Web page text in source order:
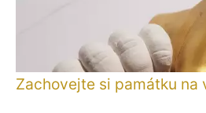
Zachovejte si památku na